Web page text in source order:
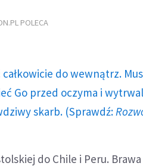
POLECA
do wewnątrz.
Go przed oczyma i
skarb. (Sprawdź:
do Chile i Peru.